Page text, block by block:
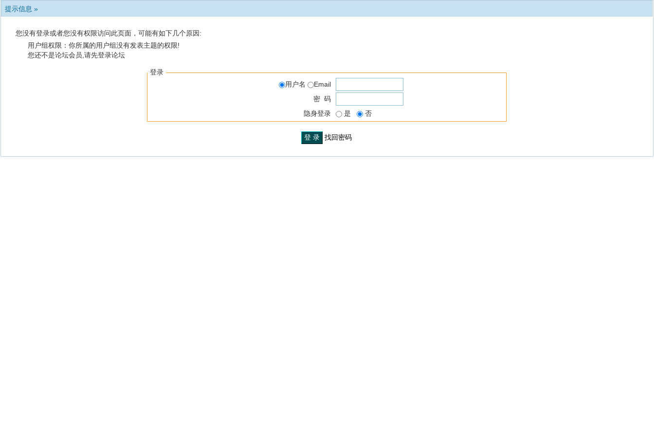
提示信息 »
您没有登录或者您没有权限访问此页面，可能有如下几个原因:
用户组权限：你所属的用户组没有发表主题的权限!
您还不是论坛会员,请先登录论坛
登录
用户名
Email
密 码
隐身登录
是 否
找回密码